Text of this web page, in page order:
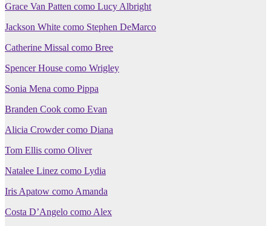
Grace Van Patten como Lucy Albright
Jackson White como Stephen DeMarco
Catherine Missal como Bree
Spencer House como Wrigley
Sonia Mena como Pippa
Branden Cook como Evan
Alicia Crowder como Diana
Tom Ellis como Oliver
Natalee Linez como Lydia
Iris Apatow como Amanda
Costa D’Angelo como Alex